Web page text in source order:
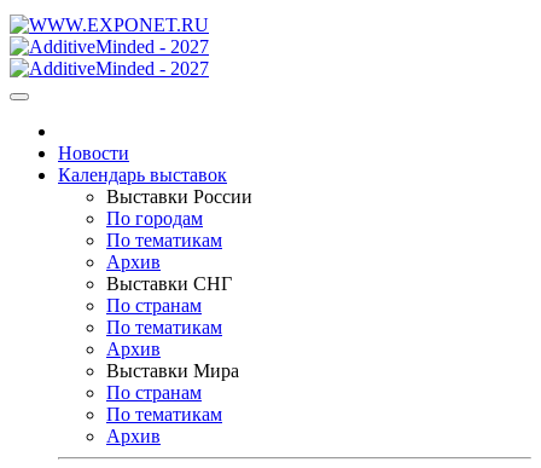
Новости
Календарь выставок
Выставки России
По городам
По тематикам
Архив
Выставки СНГ
По странам
По тематикам
Архив
Выставки Мира
По странам
По тематикам
Архив